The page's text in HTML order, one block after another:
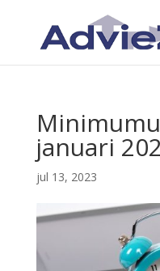
januari
jul 13, 2023